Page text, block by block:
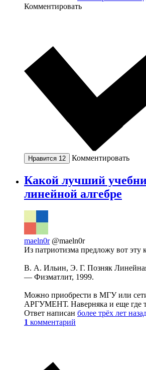
Комментировать
Нравится 12 Комментировать
Какой лучший
линейной алгебре
maeln0r @maeln0r
Из патриотизма предложу вот эту
В. А. Ильин, Э. Г. Позняк
— Физматлит, 1999.
Можно приобрести в МГУ или
АРГУМЕНТ. Наверняка и еще где
Ответ написан более трёх лет
1 комментарий